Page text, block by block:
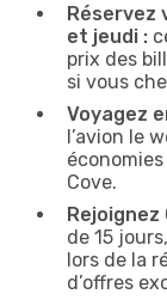
Réservez
et jeudi :
prix des
si vous
Voyagez
l’avion le
Cove.
Rejoignez
de 15
lors de la
d’offres